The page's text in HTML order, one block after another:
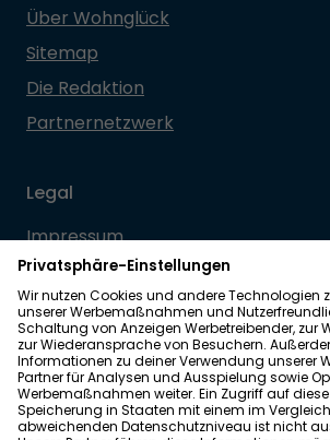
Über Wohnglück
Sitemap
Die Redaktion
Partnernetzwerk
Legal
Impressum
Datenschutz
Allgemeine Geschäftsbedingungen
Barrierefreiheit